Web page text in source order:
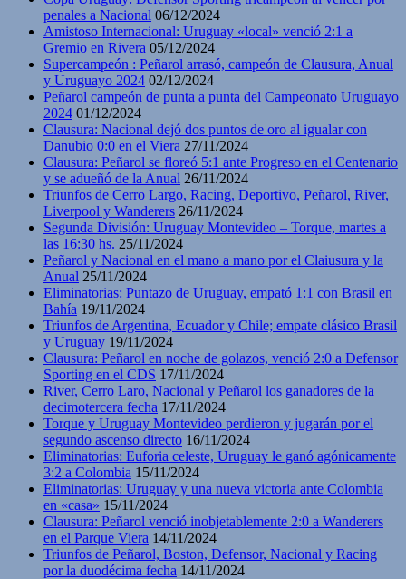
penales a Nacional 06/12/2024
Amistoso Internacional: Uruguay «local» venció 2:1 a
Gremio en Rivera 05/12/2024
Supercampeón : Peñarol arrasó, campeón de Clausura, Anual
y Uruguayo 2024 02/12/2024
Peñarol campeón de punta a punta del Campeonato Uruguayo
2024 01/12/2024
Clausura: Nacional dejó dos puntos de oro al igualar con
Danubio 0:0 en el Viera 27/11/2024
Clausura: Peñarol se floreó 5:1 ante Progreso en el Centenario
y se adueñó de la Anual 26/11/2024
Triunfos de Cerro Largo, Racing, Deportivo, Peñarol, River,
Liverpool y Wanderers 26/11/2024
Segunda División: Uruguay Montevideo – Torque, martes a
las 16:30 hs. 25/11/2024
Peñarol y Nacional en el mano a mano por el Claiusura y la
Anual 25/11/2024
Eliminatorias: Puntazo de Uruguay, empató 1:1 con Brasil en
Bahía 19/11/2024
Triunfos de Argentina, Ecuador y Chile; empate clásico Brasil
y Uruguay 19/11/2024
Clausura: Peñarol en noche de golazos, venció 2:0 a Defensor
Sporting en el CDS 17/11/2024
River, Cerro Laro, Nacional y Peñarol los ganadores de la
decimotercera fecha 17/11/2024
Torque y Uruguay Montevideo perdieron y jugarán por el
segundo ascenso directo 16/11/2024
Eliminatorias: Euforia celeste, Uruguay le ganó agónicamente
3:2 a Colombia 15/11/2024
Eliminatorias: Uruguay y una nueva victoria ante Colombia
en «casa» 15/11/2024
Clausura: Peñarol venció inobjetablemente 2:0 a Wanderers
en el Parque Viera 14/11/2024
Triunfos de Peñarol, Boston, Defensor, Nacional y Racing
por la duodécima fecha 14/11/2024